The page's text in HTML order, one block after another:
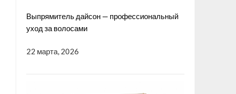
Выпрямитель дайсон — профессиональный
уход за волосами
22 марта, 2026